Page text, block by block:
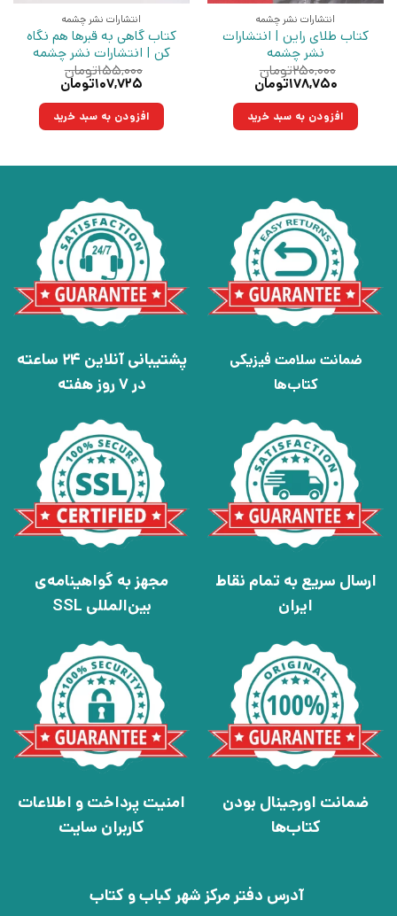
انتشارات نشر چشمه
کتاب طلای راین | انتشارات
نشر چشمه
۲۵۰,۰۰۰تومان
قیمت
۲۵۰,۰۰۰تومان
بود.
۱۷۸,۷۵۰تومان
۱۷۸,۷۵۰تومان.افزودن به سبد خرید
انتشارات نشر چشمه
کتاب گاهی به قبرها هم نگاه
کن | انتشارات نشر چشمه
۱۵۵,۰۰۰تومان
قیمت
۱۵۵,۰۰۰تومان
بود.
۱۰۷,۷۲۵تومان
۱۰۷,۷۲۵تومان.افزودن به سبد خرید
ضمانت سلامت فیزیکی
کتاب‌ها
پشتیبانی آنلاین 24 ساعته
در 7 روز هفته
ارسال سریع به تمام نقاط
ایران
مجهز به گواهینامه‌ی
بین‌المللی SSL
ضمانت اورجینال بودن
کتاب‌ها
امنیت پرداخت و اطلاعات
کاربران سایت
آدرس دفتر مرکز شهر کباب و کتاب